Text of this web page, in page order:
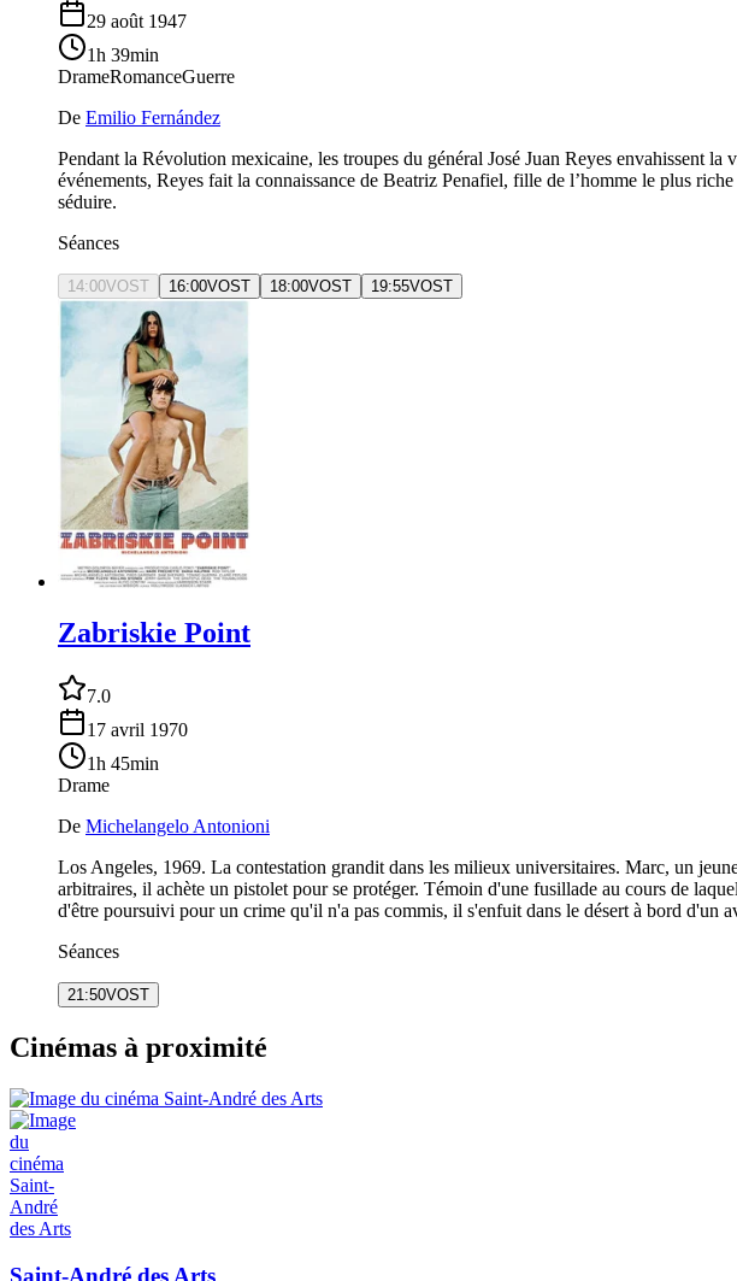
29 août 1947
1h 39min
DrameRomanceGuerre
De Emilio Fernández
Pendant la Révolution mexicaine, les troupes du général José Juan Reyes envahissent
événements, Reyes fait la connaissance de Beatriz Penafiel, fille de l’homme le plus
séduire.
Séances
14:00VOST 16:00VOST 18:00VOST 19:55VOST
Zabriskie Point
7.0
17 avril 1970
1h 45min
Drame
De Michelangelo Antonioni
Los Angeles, 1969. La contestation grandit dans les milieux universitaires. Marc, un
arbitraires, il achète un pistolet pour se protéger. Témoin d'une fusillade au cours de
d'être poursuivi pour un crime qu'il n'a pas commis, il s'enfuit dans le désert à bord d'un
Séances
21:50VOST
Cinémas à proximité
Saint-André des Arts